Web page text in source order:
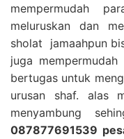
mempermudah
meluruskan dan
sholat jamaahpun
juga
bertugas untuk
urusan shaf.
menyambung
087877691539